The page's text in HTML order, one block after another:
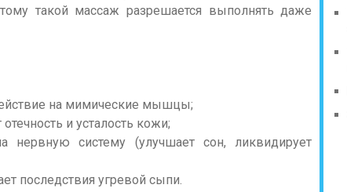
такой массаж разрешается выполнять даже
на мимические мышцы;
и усталость кожи;
нервную систему (улучшает сон, ликвидирует
последствия угревой сыпи.